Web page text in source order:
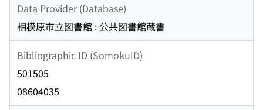
Data Provider (Database)
相模原市立図書館 : 公共図書館蔵書
Bibliographic ID (SomokuID)
501505
08604035